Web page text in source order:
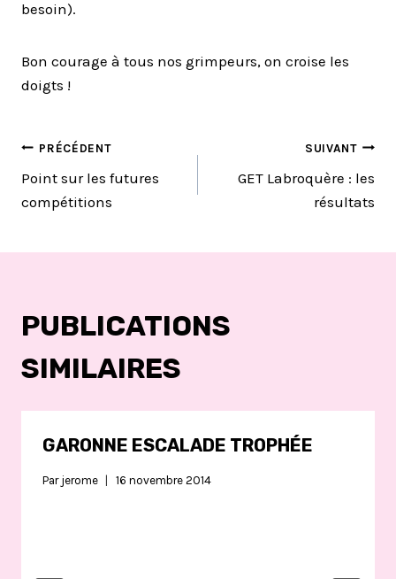
besoin).
Bon courage à tous nos grimpeurs, on croise les
doigts !
NAVIGATION
DE
PRÉCÉDENT
Point sur les futures
compétitions
SUIVANT
GET Labroquère : les
résultats
PUBLICATIONS
SIMILAIRES
GARONNE ESCALADE TROPHÉE
Par jerome 16 novembre 2014